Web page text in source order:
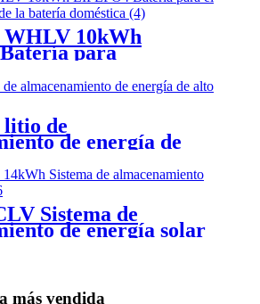
10kWh
para
de baterías
litio de
de energía de
Sistema de
de energía solar
más vendida